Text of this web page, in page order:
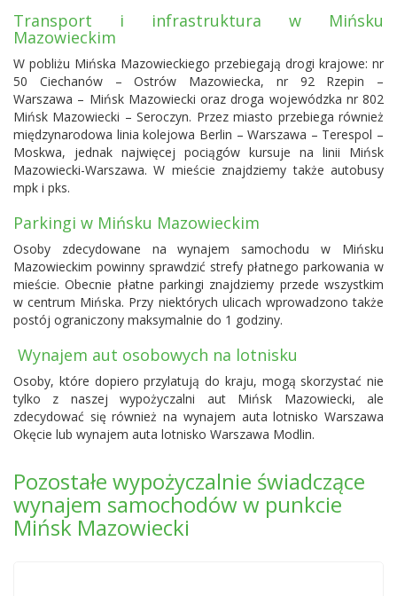
Transport i infrastruktura w Mińsku
Mazowieckim
W pobliżu Mińska Mazowieckiego przebiegają drogi krajowe: nr
50 Ciechanów – Ostrów Mazowiecka, nr 92 Rzepin –
Warszawa – Mińsk Mazowiecki oraz droga wojewódzka nr 802
Mińsk Mazowiecki – Seroczyn. Przez miasto przebiega również
międzynarodowa linia kolejowa Berlin – Warszawa – Terespol –
Moskwa, jednak najwięcej pociągów kursuje na linii Mińsk
Mazowiecki-Warszawa. W mieście znajdziemy także autobusy
mpk i pks.
Parkingi w Mińsku Mazowieckim
Osoby zdecydowane na wynajem samochodu w Mińsku
Mazowieckim powinny sprawdzić strefy płatnego parkowania w
mieście. Obecnie płatne parkingi znajdziemy przede wszystkim
w centrum Mińska. Przy niektórych ulicach wprowadzono także
postój ograniczony maksymalnie do 1 godziny.
Wynajem aut osobowych na lotnisku
Osoby, które dopiero przylatują do kraju, mogą skorzystać nie
tylko z naszej wypożyczalni aut Mińsk Mazowiecki, ale
zdecydować się również na wynajem autalotnisko Warszawa
Okęcie lub wynajem auta lotnisko Warszawa Modlin.
Pozostałe wypożyczalnie świadczące
wynajem samochodów w punkcie
Mińsk Mazowiecki